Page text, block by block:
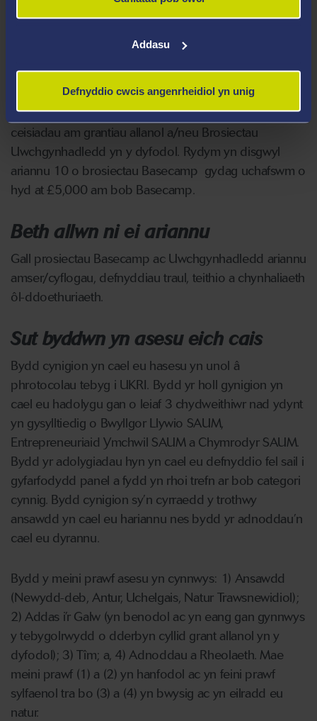
Addasu
Defnyddio cwcis angenrheidiol yn unig
Prosiectau Basecamp: bydd y gweithgareddau 1
flwyddyn hyn (Awst 1 2024-diwedd Gorffennaf 2025),
yn cynnal ymchwil ar wib, gan gynhyrchu allbynnau clir,
creu galluedd, gwneud gwaith dichonolrwydd ar gyfer
ceisiadau am grantiau allanol a/neu Brosiectau
Uwchgynhadledd yn y dyfodol. Rydym yn disgwyl
ariannu 10 o brosiectau Basecamp gydag uchafswm o
hyd at £5,000 am bob Basecamp.
Beth allwn ni ei ariannu
Gall prosiectau Basecamp ac Uwchgynhadledd ariannu
amser/cyflogau, defnyddiau traul, teithio a chynhaliaeth
ôl-ddoethuriaeth.
Sut byddwn yn asesu eich cais
Bydd cynigion yn cael eu hasesu yn unol â
phrotocolau tebyg i UKRI. Bydd yr holl gynigion yn
cael eu hadolygu gan o leiaf 3 chydweithiwr nad ydynt
yn gysylltiedig o Bwyllgor Llywio SAUM,
Entrepreneuriaid Ymchwil SAUM a Chymrodyr SAUM.
Bydd yr adolygiadau hyn yn cael eu defnyddio fel sail i
gyfarfodydd panel a fydd yn rhoi trefn ar bob categori
cynnig. Bydd cynigion sy’n cyrraedd y trothwy
ansawdd yn cael eu hariannu nes bydd yr adnoddau’n
cael eu dyrannu.
Bydd y meini prawf asesu yn cynnwys: 1) Ansawdd
(Newydd-deb, Antur, Uchelgais, Natur Trawsnewidiol);
2) Addas i’r Galw (yn benodol ac yn eang gan gynnwys
y tebygolrwydd o dderbyn cyllid grant allanol yn y
dyfodol); 3) Tîm; a, 4) Adnoddau a Rheolaeth. Mae
meini prawf (1) a (2) yn hanfodol ac yn feini prawf
sylfaenol tra bo (3) a (4) yn bwysig ac yn eilradd eu
natur.